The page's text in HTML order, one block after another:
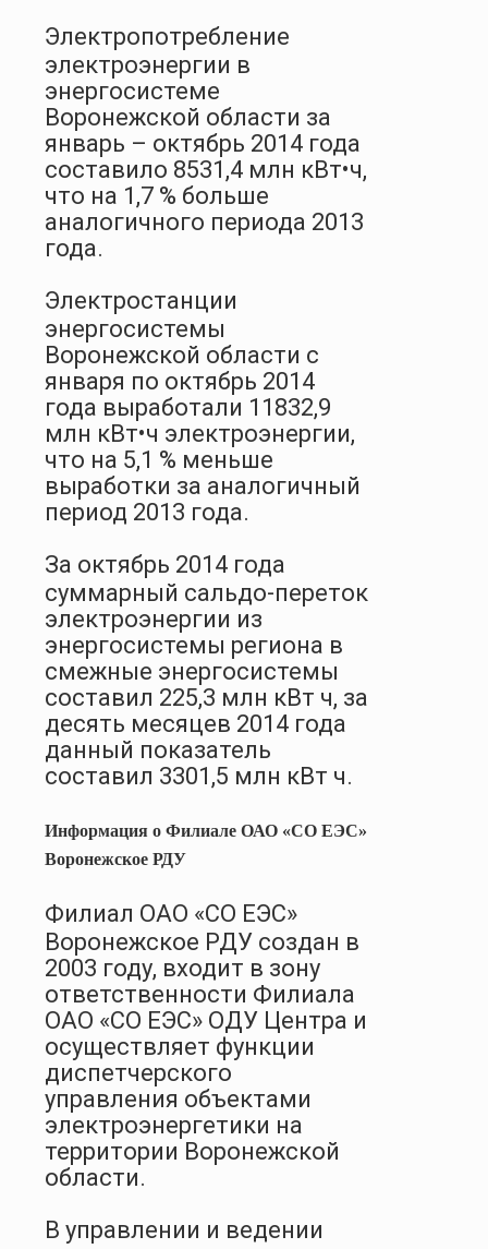
Электропотребление
электроэнергии в
энергосистеме
Воронежской области за
январь – октябрь 2014 года
составило 8531,4 млн кВт•ч,
что на 1,7 % больше
аналогичного периода 2013
года.
Электростанции
энергосистемы
Воронежской области с
января по октябрь 2014
года выработали 11832,9
млн кВт•ч электроэнергии,
что на 5,1 % меньше
выработки за аналогичный
период 2013 года.
За октябрь 2014 года
суммарный сальдо-переток
электроэнергии из
энергосистемы региона в
смежные энергосистемы
составил 225,3 млн кВт ч, за
десять месяцев 2014 года
данный показатель
составил 3301,5 млн кВт ч.
Информация о Филиале ОАО «СО ЕЭС»
Воронежское РДУ
Филиал ОАО «СО ЕЭС»
Воронежское РДУ создан в
2003 году, входит в зону
ответственности Филиала
ОАО «СО ЕЭС» ОДУ Центра и
осуществляет функции
диспетчерского
управления объектами
электроэнергетики на
территории Воронежской
области.
В управлении и ведении